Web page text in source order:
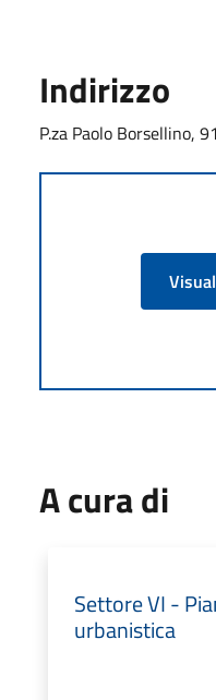
Indirizzo
P.za Paolo Borsellino,
A cura di
Settore VI -
urbanistica